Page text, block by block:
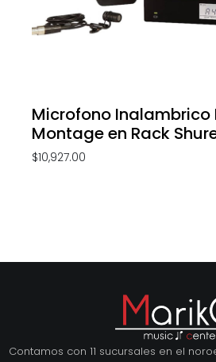
Microfono Inalambrico
Montage en Rack
$10,927.00
Contamos con 11 sucursales en el